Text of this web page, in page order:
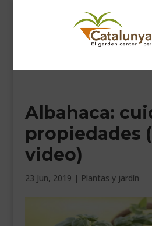
SÍGUENOS
INICIO
PLANTAS
COMPLEMENTOS JARDÍN
Albahaca:
propiedades
video)
23 Jun, 2019 | Plantas y jardín